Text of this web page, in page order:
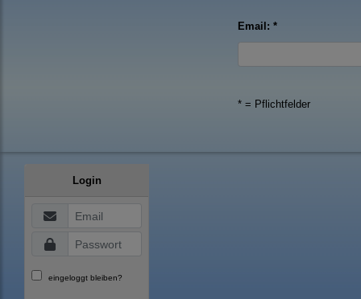
Email: *
* = Pflichtfelder
Login
eingeloggt bleiben?